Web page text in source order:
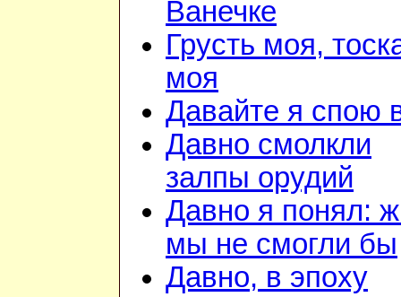
Ванечке
Грусть моя,
моя
Давайте я спою
Давно смолкли
залпы орудий
Давно я понял:
мы не смогли бы
Давно, в эпоху